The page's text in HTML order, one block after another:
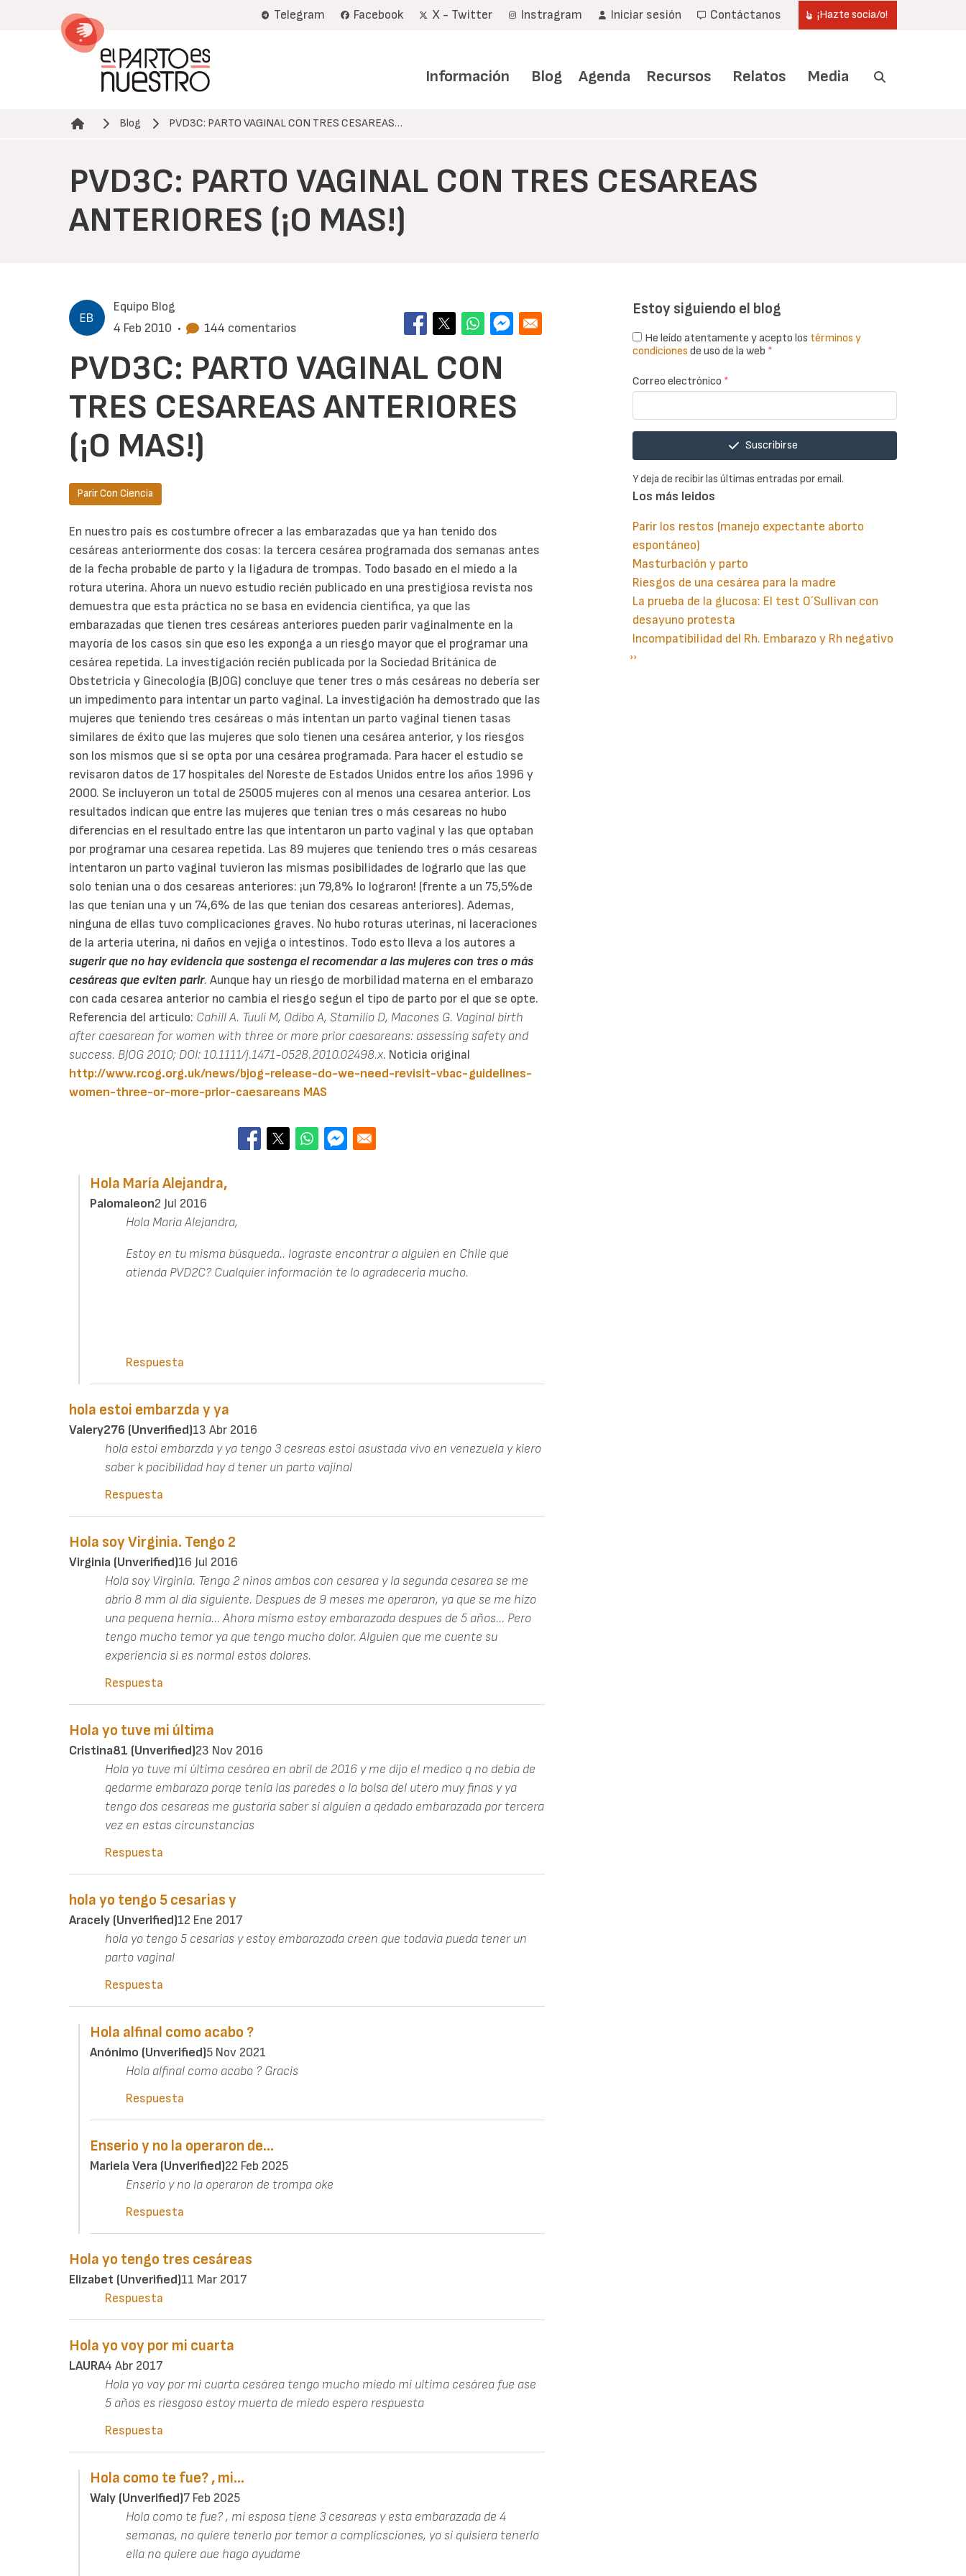
Telegram Facebook X - Twitter Instragram Iniciar sesión Contáctanos ¡Hazte socia/o!
Información Blog Agenda Recursos Relatos Media
Ruta de navegación
Blog PVD3C: PARTO VAGINAL CON TRES CESAREAS…
PVD3C: PARTO VAGINAL CON TRES CESAREAS
ANTERIORES (¡O MAS!)
Equipo Blog
4 Feb 2010 • 144 comentarios
PVD3C: PARTO VAGINAL CON
TRES CESAREAS ANTERIORES
(¡O MAS!)
Parir Con Ciencia
En nuestro país es costumbre ofrecer a las embarazadas que ya han tenido dos
cesáreas anteriormente dos cosas: la tercera cesárea programada dos semanas antes
de la fecha probable de parto y la ligadura de trompas. Todo basado en el miedo a la
rotura uterina. Ahora un nuevo estudio recién publicado en una prestigiosa revista nos
demuestra que esta práctica no se basa en evidencia cientifica, ya que las
embarazadas que tienen tres cesáreas anteriores pueden parir vaginalmente en la
mayoría de los casos sin que eso les exponga a un riesgo mayor que el programar una
cesárea repetida. La investigación recién publicada por la Sociedad Británica de
Obstetricia y Ginecología (BJOG) concluye que tener tres o más cesáreas no debería ser
un impedimento para intentar un parto vaginal. La investigación ha demostrado que las
mujeres que teniendo tres cesáreas o más intentan un parto vaginal tienen tasas
similares de éxito que las mujeres que solo tienen una cesárea anterior, y los riesgos
son los mismos que si se opta por una cesárea programada. Para hacer el estudio se
revisaron datos de 17 hospitales del Noreste de Estados Unidos entre los años 1996 y
2000. Se incluyeron un total de 25005 mujeres con al menos una cesarea anterior. Los
resultados indican que entre las mujeres que tenian tres o más cesareas no hubo
diferencias en el resultado entre las que intentaron un parto vaginal y las que optaban
por programar una cesarea repetida. Las 89 mujeres que teniendo tres o más cesareas
intentaron un parto vaginal tuvieron las mismas posibilidades de lograrlo que las que
solo tenian una o dos cesareas anteriores: ¡un 79,8% lo lograron! (frente a un 75,5%de
las que tenían una y un 74,6% de las que tenian dos cesareas anteriores). Ademas,
ninguna de ellas tuvo complicaciones graves. No hubo roturas uterinas, ni laceraciones
de la arteria uterina, ni daños en vejiga o intestinos. Todo esto lleva a los autores a
sugerir que no hay evidencia que sostenga el recomendar a las mujeres con tres o más
cesáreas que eviten parir. Aunque hay un riesgo de morbilidad materna en el embarazo
con cada cesarea anterior no cambia el riesgo segun el tipo de parto por el que se opte.
Referencia del articulo: Cahill A. Tuuli M, Odibo A, Stamilio D, Macones G. Vaginal birth
after caesarean for women with three or more prior caesareans: assessing safety and
success. BJOG 2010; DOI: 10.1111/j.1471-0528.2010.02498.x. Noticia original
http://www.rcog.org.uk/news/bjog-release-do-we-need-revisit-vbac-guidelines-
women-three-or-more-prior-caesareans MAS
Hola María Alejandra,
Palomaleon2 Jul 2016
Hola María Alejandra,
Estoy en tu misma búsqueda.. lograste encontrar a alguien en Chile que
atienda PVD2C? Cualquier información te lo agradecería mucho.
Respuesta
hola estoi embarzda y ya
Valery276 (unverified)13 Abr 2016
hola estoi embarzda y ya tengo 3 cesreas estoi asustada vivo en venezuela y kiero
saber k pocibilidad hay d tener un parto vajinal
Respuesta
Hola soy Virginia. Tengo 2
Virginia (unverified)16 Jul 2016
Hola soy Virginia. Tengo 2 ninos ambos con cesarea y la segunda cesarea se me
abrio 8 mm al dia siguiente. Despues de 9 meses me operaron, ya que se me hizo
una pequena hernia... Ahora mismo estoy embarazada despues de 5 años... Pero
tengo mucho temor ya que tengo mucho dolor. Alguien que me cuente su
experiencia si es normal estos dolores.
Respuesta
Hola yo tuve mi última
Cristina81 (unverified)23 Nov 2016
Hola yo tuve mi última cesárea en abril de 2016 y me dijo el medico q no debía de
qedarme embaraza porqe tenia las paredes o la bolsa del utero muy finas y ya
tengo dos cesareas me gustaría saber si alguien a qedado embarazada por tercera
vez en estas circunstancias
Respuesta
hola yo tengo 5 cesarias y
Aracely (unverified)12 Ene 2017
hola yo tengo 5 cesarias y estoy embarazada creen que todavia pueda tener un
parto vaginal
Respuesta
Hola alfinal como acabo ?
Anónimo (unverified)5 Nov 2021
Hola alfinal como acabo ? Gracis
Respuesta
Enserio y no la operaron de…
Mariela Vera (unverified)22 Feb 2025
Enserio y no la operaron de trompa oke
Respuesta
Hola yo tengo tres cesáreas
Elizabet (unverified)11 Mar 2017
Respuesta
Hola yo voy por mi cuarta
LAURA4 Abr 2017
Hola yo voy por mi cuarta cesárea tengo mucho miedo mi ultima cesárea fue ase
5 años es riesgoso estoy muerta de miedo espero respuesta
Respuesta
Hola como te fue? , mi…
Waly (unverified)7 Feb 2025
Hola como te fue? , mi esposa tiene 3 cesareas y esta embarazada de 4
semanas, no quiere tenerlo por temor a complicsciones, yo si quisiera tenerlo
ella no quiere aue hago ayudame
Estoy siguiendo el blog
He leído atentamente y acepto los términos y
condiciones de uso de la web *
Correo electrónico *
Suscribirse
Y deja de recibir las últimas entradas por email.
Los más leidos
Parir los restos (manejo expectante aborto
espontáneo)
Masturbación y parto
Riesgos de una cesárea para la madre
La prueba de la glucosa: El test O´Sullivan con
desayuno protesta
Incompatibilidad del Rh. Embarazo y Rh negativo
Paginación
Siguiente
››